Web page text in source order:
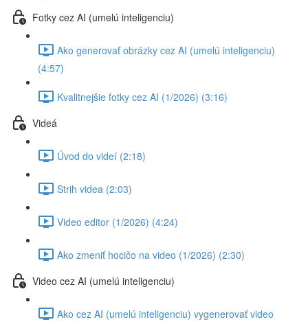
Fotky cez AI (umelú inteligenciu)
Ako generovať obrázky cez AI (umelú inteligenciu)
(4:57)
Kvalitnejšie fotky cez AI (1/2026) (3:16)
Videá
Úvod do videí (2:18)
Strih videa (2:03)
Video editor (1/2026) (4:24)
Ako zmeniť hocičo na video (1/2026) (2:30)
Video cez AI (umelú inteligenciu)
Ako cez AI (umelú inteligenciu) vygenerovať video